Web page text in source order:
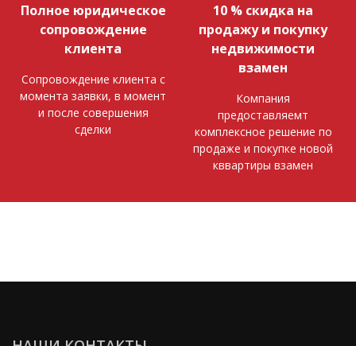
Полное юридическое
сопровождение
клиента
Сопровождение клиента с
момента заявки, в момент
и после совершения
сделки
10 % скидка на
продажу и покупку
недвижимости
взамен
Компания
предоставляемт
комплексное решение по
продаже и покупке новой
кввартиры взамен